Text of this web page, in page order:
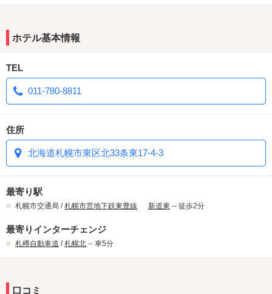
ホテル基本情報
TEL
011-780-8811
住所
北海道札幌市東区北33条東17-4-3
最寄り駅
札幌市交通局 /札幌市営地下鉄東豊線 新道東 -- 徒歩2分
最寄りインターチェンジ
札樽自動車道 /札幌北 -- 車5分
口コミ